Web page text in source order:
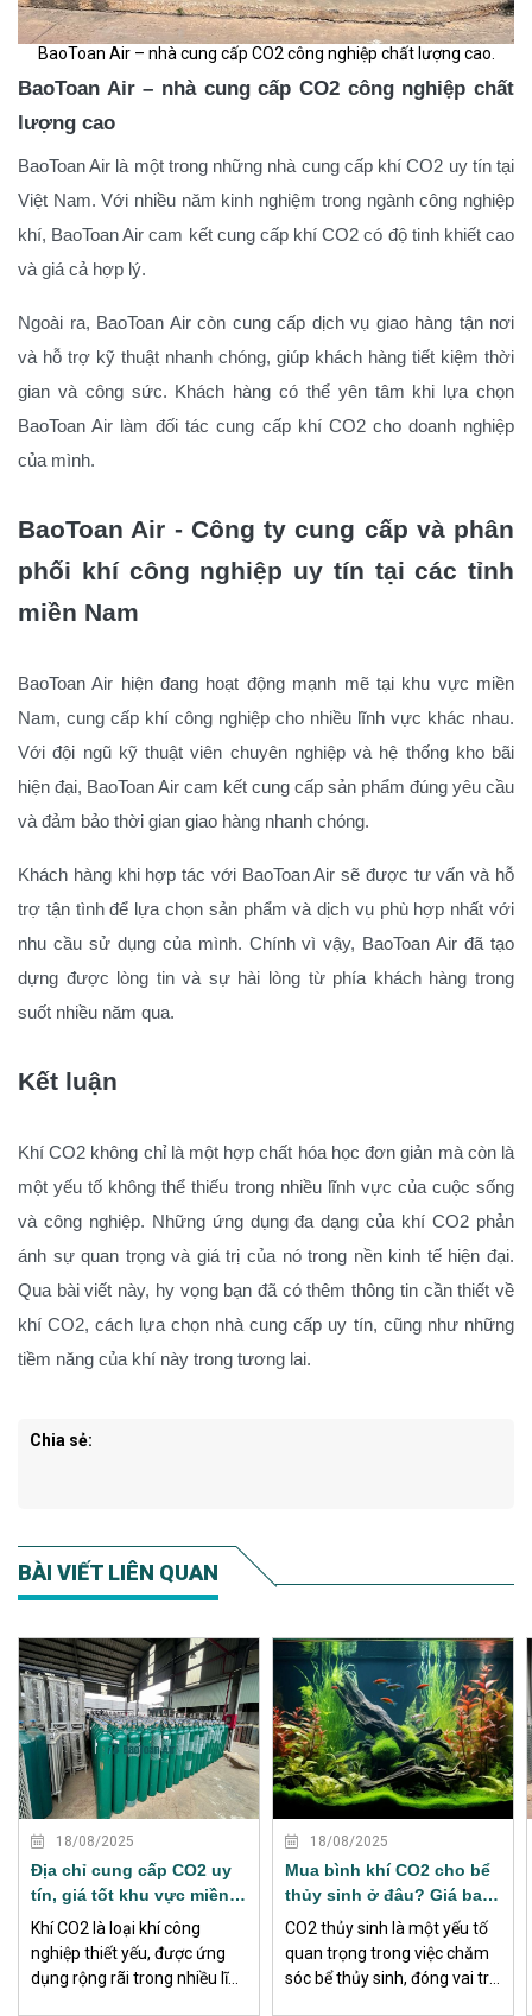
BaoToan Air – nhà cung cấp CO2 công nghiệp chất lượng cao.
BaoToan Air – nhà cung cấp CO2 công nghiệp chất
lượng cao
BaoToan Air là một trong những nhà cung cấp khí CO2 uy tín tại
Việt Nam. Với nhiều năm kinh nghiệm trong ngành công nghiệp
khí, BaoToan Air cam kết cung cấp khí CO2 có độ tinh khiết cao
và giá cả hợp lý.
Ngoài ra, BaoToan Air còn cung cấp dịch vụ giao hàng tận nơi
và hỗ trợ kỹ thuật nhanh chóng, giúp khách hàng tiết kiệm thời
gian và công sức. Khách hàng có thể yên tâm khi lựa chọn
BaoToan Air làm đối tác cung cấp khí CO2 cho doanh nghiệp
của mình.
BaoToan Air - Công ty cung cấp và phân
phối khí công nghiệp uy tín tại các tỉnh
miền Nam
BaoToan Air hiện đang hoạt động mạnh mẽ tại khu vực miền
Nam, cung cấp khí công nghiệp cho nhiều lĩnh vực khác nhau.
Với đội ngũ kỹ thuật viên chuyên nghiệp và hệ thống kho bãi
hiện đại, BaoToan Air cam kết cung cấp sản phẩm đúng yêu cầu
và đảm bảo thời gian giao hàng nhanh chóng.
Khách hàng khi hợp tác với BaoToan Air sẽ được tư vấn và hỗ
trợ tận tình để lựa chọn sản phẩm và dịch vụ phù hợp nhất với
nhu cầu sử dụng của mình. Chính vì vậy, BaoToan Air đã tạo
dựng được lòng tin và sự hài lòng từ phía khách hàng trong
suốt nhiều năm qua.
Kết luận
Khí CO2 không chỉ là một hợp chất hóa học đơn giản mà còn là
một yếu tố không thể thiếu trong nhiều lĩnh vực của cuộc sống
và công nghiệp. Những ứng dụng đa dạng của khí CO2 phản
ánh sự quan trọng và giá trị của nó trong nền kinh tế hiện đại.
Qua bài viết này, hy vọng bạn đã có thêm thông tin cần thiết về
khí CO2, cách lựa chọn nhà cung cấp uy tín, cũng như những
tiềm năng của khí này trong tương lai.
Chia sẻ:
BÀI VIẾT LIÊN QUAN
XEM THÊM
18/08/2025
Địa chỉ cung cấp CO2 uy
tín, giá tốt khu vực miền
Nam
Khí CO2 là loại khí công
nghiệp thiết yếu, được ứng
dụng rộng rãi trong nhiều lĩnh
XEM THÊM
18/08/2025
Mua bình khí CO2 cho bể
thủy sinh ở đâu? Giá bao
nhiêu?
CO2 thủy sinh là một yếu tố
quan trọng trong việc chăm
sóc bể thủy sinh, đóng vai trò